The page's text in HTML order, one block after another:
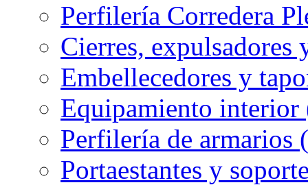
Perfilería Corredera
Cierres, expulsadores
Embellecedores y
Equipamiento interior
Perfilería de armarios
Portaestantes y